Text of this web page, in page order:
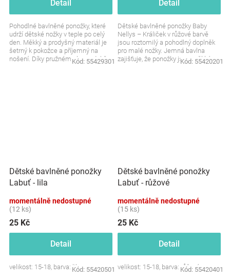
Detail
Pohodlné bavlněné ponožky, které
udrží dětské nožky v teple po celý
den. Měkký a prodyšný materiál je
šetrný k pokožce a příjemný na
nošení. Díky pružnému lemu dobře
Kód: 55429301
Detail
Dětské bavlněné ponožky Baby
Nellys – Králiček v růžové barvě
jsou roztomilý a pohodlný doplněk
pro malé nožky. Jemná bavlna
zajišťuje, že ponožky jsou měkké a
Kód: 55420201
Dětské bavlněné ponožky
Labuť - lila
momentálně nedostupné
(12 ks)
25 Kč
Detail
velikost: 15-18, barva: lila
Kód: 55420501
Dětské bavlněné ponožky
Labuť - růžové
momentálně nedostupné
(15 ks)
25 Kč
Detail
velikost: 15-18, barva: růžová
Kód: 55420401